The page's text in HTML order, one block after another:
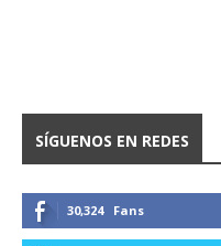
SÍGUENOS EN REDES
30,324 Fans